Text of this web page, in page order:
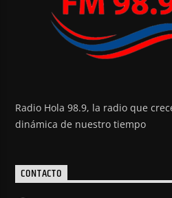
Radio Hola 98.9, la radio que
dinámica de nuestro tiempo
CONTACTO